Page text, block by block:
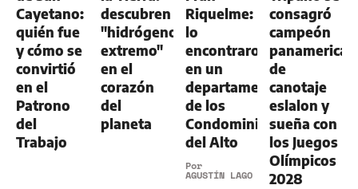
Cayetano:
quién fue
y cómo se
convirtió
en el
Patrono
del
Trabajo
descubren
"hidrógeno
extremo"
en el
corazón
del
planeta
Riquelme:
lo
encontraron
en un
departamento
de los
Condominios
del Alto
Por
AGUSTÍN LAGO
consagró
campeón
de
canotaje
eslalon y
sueña con
los Juegos
Olímpicos
2028